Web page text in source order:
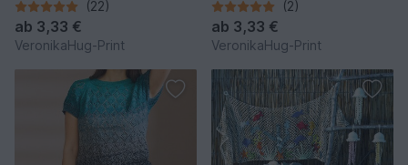
(22)
ab 3,33 €
VeronikaHug-Print
(2)
ab 3,33 €
VeronikaHug-Print